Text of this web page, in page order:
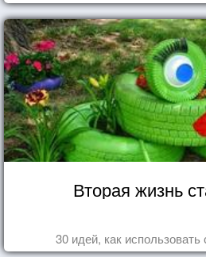
Вторая жизнь
30 идей, как